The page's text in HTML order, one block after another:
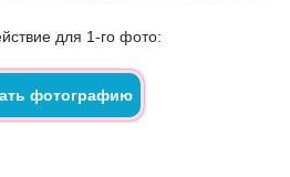
для 1-го фото: